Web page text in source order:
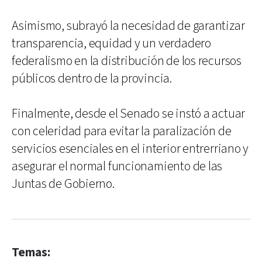
Asimismo, subrayó la necesidad de garantizar
transparencia, equidad y un verdadero
federalismo en la distribución de los recursos
públicos dentro de la provincia.
Finalmente, desde el Senado se instó a actuar
con celeridad para evitar la paralización de
servicios esenciales en el interior entrerriano y
asegurar el normal funcionamiento de las
Juntas de Gobierno.
Temas: